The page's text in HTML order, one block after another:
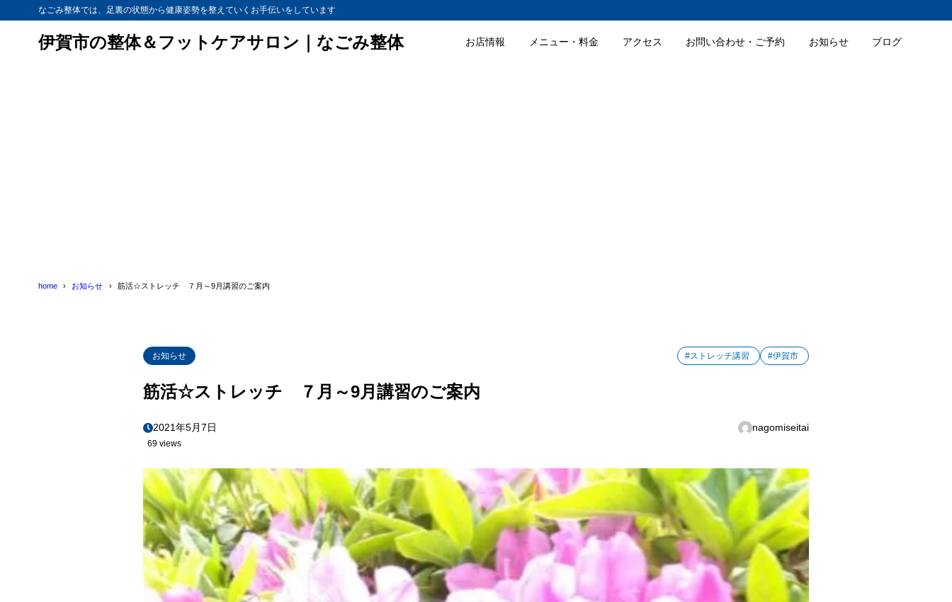
なごみ整体では、足裏の状態から健康姿勢を整えていくお手伝いをしています
伊賀市の整体＆フットケアサロン｜なごみ整体 お店情報 メニュー・料金 アクセス お問い合わせ・ご予約 お知らせ ブログ
home お知らせ 筋活☆ストレッチ ７月～9月講習のご案内
お知らせ #ストレッチ講習 #伊賀市
筋活☆ストレッチ ７月～9月講習のご案内
2021年5月7日 nagomiseitai
69 views